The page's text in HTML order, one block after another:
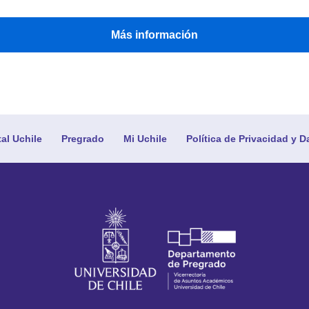
Más información
Uchile Pregrado Mi Uchile Política de Privacidad y